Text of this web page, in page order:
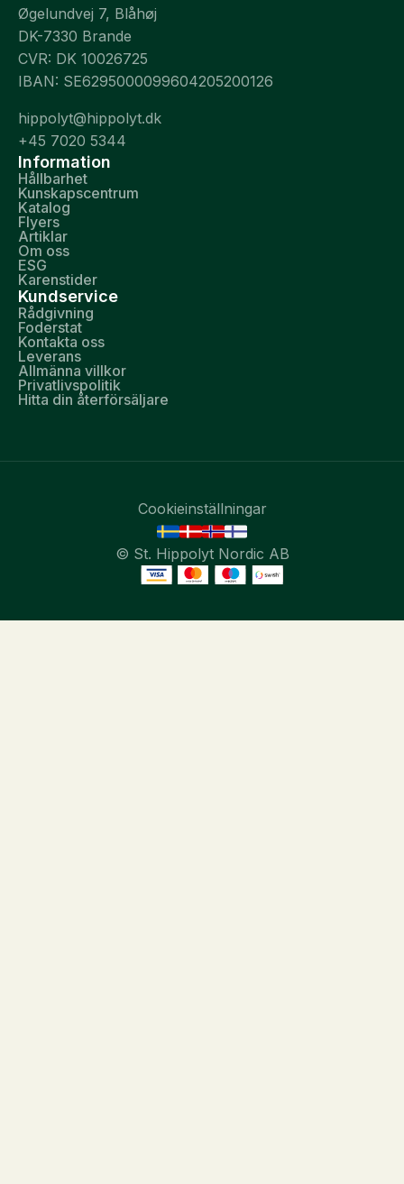
Øgelundvej 7, Blåhøj
DK-7330 Brande
CVR: DK 10026725
IBAN: SE6295000099604205200126
hippolyt@hippolyt.dk
+45 7020 5344
Information
Hållbarhet
Kunskapscentrum
Katalog
Flyers
Artiklar
Om oss
ESG
Karenstider
Kundservice
Rådgivning
Foderstat
Kontakta oss
Leverans
Allmänna villkor
Privatlivspolitik
Hitta din återförsäljare
© St. Hippolyt Nordic AB
Cookieinställningar